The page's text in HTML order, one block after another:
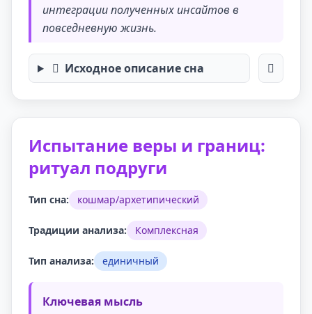
интеграции полученных инсайтов в
повседневную жизнь.
Исходное описание сна
Испытание веры и границ:
ритуал подруги
Тип сна: кошмар/архетипический
Традиции анализа: Комплексная
Тип анализа: единичный
Ключевая мысль